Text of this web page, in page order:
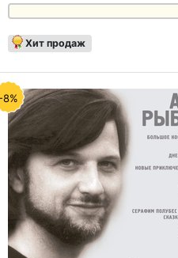
Хит продаж
8%